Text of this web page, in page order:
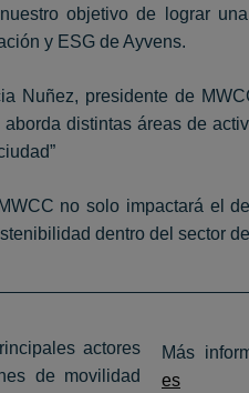
objetivo de lograr
y ESG de Ayvens.
Nuñez, presidente de
distintas áreas de
no solo impactará el
dentro del sector
actores
de movilidad
Más
es